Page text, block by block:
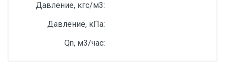
Давление, кгс/м3:
Давление, кПа:
Qn, м3/час: